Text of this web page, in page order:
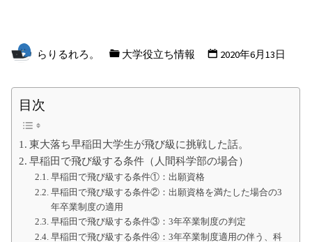
志
て
の
た
め
に
らりるれろ。 大学役立ち情報 2020年6月13日
目次
東大落ち早稲田大学生が飛び級に挑戦した話。
早稲田で飛び級する条件（人間科学部の場合）
早稲田で飛び級する条件①：出願資格
早稲田で飛び級する条件②：出願資格を満たした場合の3
年卒業制度の適用
早稲田で飛び級する条件③：3年卒業制度の判定
早稲田で飛び級する条件④：3年卒業制度適用の伴う、科